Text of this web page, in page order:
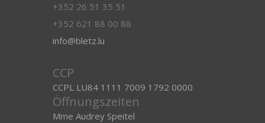
+352 26 51 35 51
+352 621 88 00 88
info@bletz.lu
CCP
CCPL LU84 1111 7009 1792 0000
Öffnungszeiten
Mme Audrey Speitel